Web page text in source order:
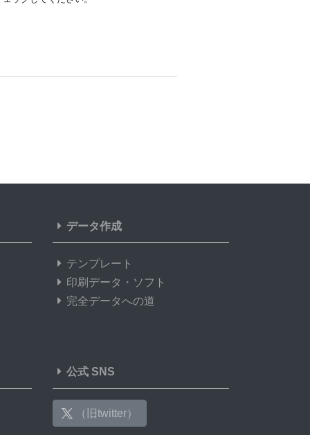
データ作成
テンプレート
印刷データ・ソフト
完全データへの道
公式 SNS
（旧twitter）